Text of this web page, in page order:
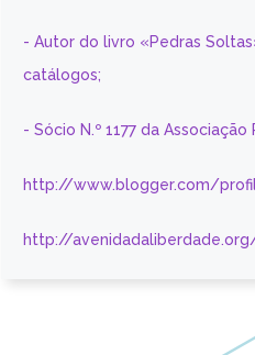
- Autor do livro «Pedras
catálogos;
- Sócio N.º 1177 da
http://www.blogger.com/
http://